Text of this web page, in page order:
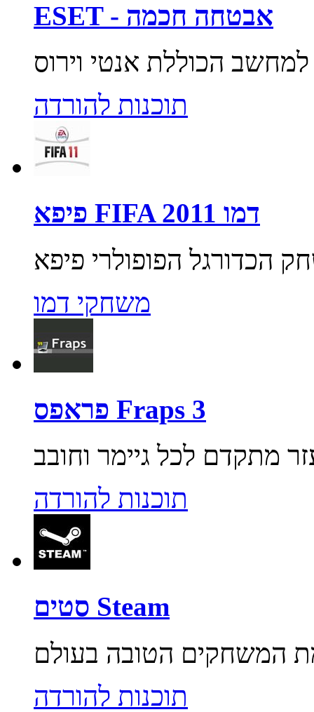
ESET - אבטחה חכמה
תוכנות להורדה
פיפא FIFA 2011 דמו
משחקי דמו
פראפס Fraps 3
תוכנות להורדה
סטים Steam
תוכנות להורדה